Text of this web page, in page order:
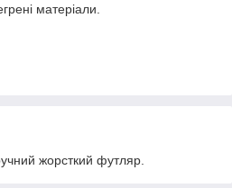
матеріали.
жорсткий футляр.